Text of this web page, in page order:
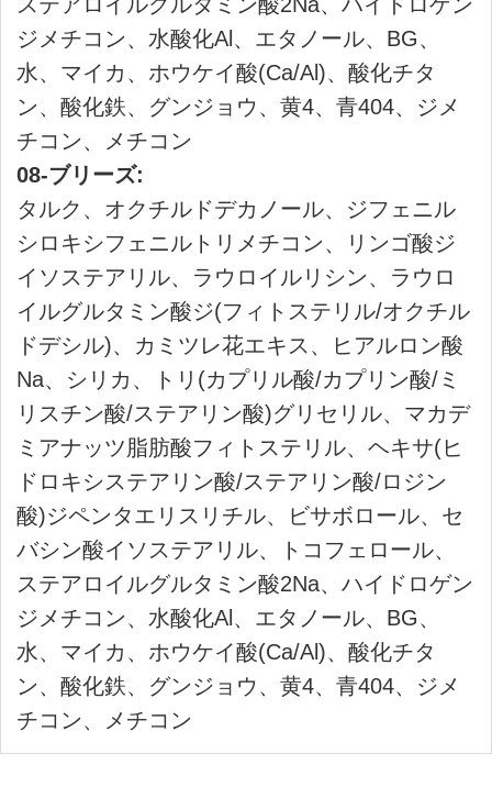
お問い合わせはこちら
Pagetop
企業情報 ご利用ガイド ご利用規約
Copyright（C）2023 shibataHD All rights reserved.